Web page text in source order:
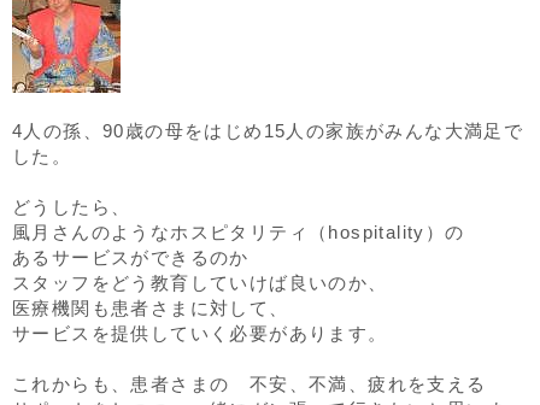
4人の孫、90歳の母をはじめ15人の家族がみんな大満足で
した。
どうしたら、
風月さんのようなホスピタリティ（hospitality）の
あるサービスができるのか
スタッフをどう教育していけば良いのか、
医療機関も患者さまに対して、
サービスを提供していく必要があります。
これからも、患者さまの 不安、不満、疲れを支える